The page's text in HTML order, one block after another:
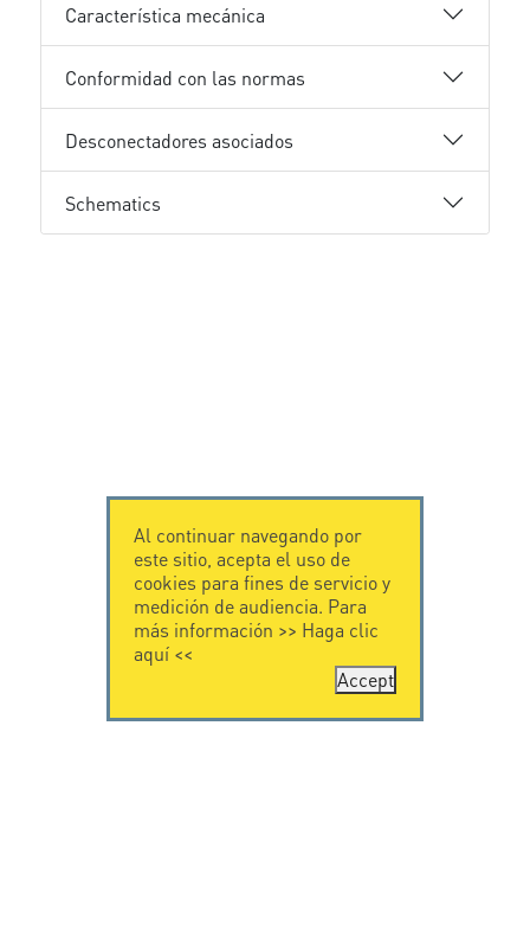
Característica mecánica
Conformidad con las normas
Desconectadores asociados
Schematics
Al continuar navegando por
este sitio, acepta el uso de
cookies para fines de servicio y
medición de audiencia. Para
más información >> Haga clic
aquí<<
Accept